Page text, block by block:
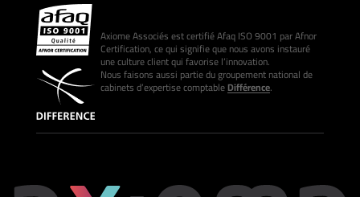
Axiome Associés est certifié Afaq ISO 9001 par Afnor
Certification, ce qui signifie que nous avons instauré
une culture client qui favorise l’innovation.
Nous faisons aussi partie du groupement national de
cabinets d’expertise comptableDifférence.